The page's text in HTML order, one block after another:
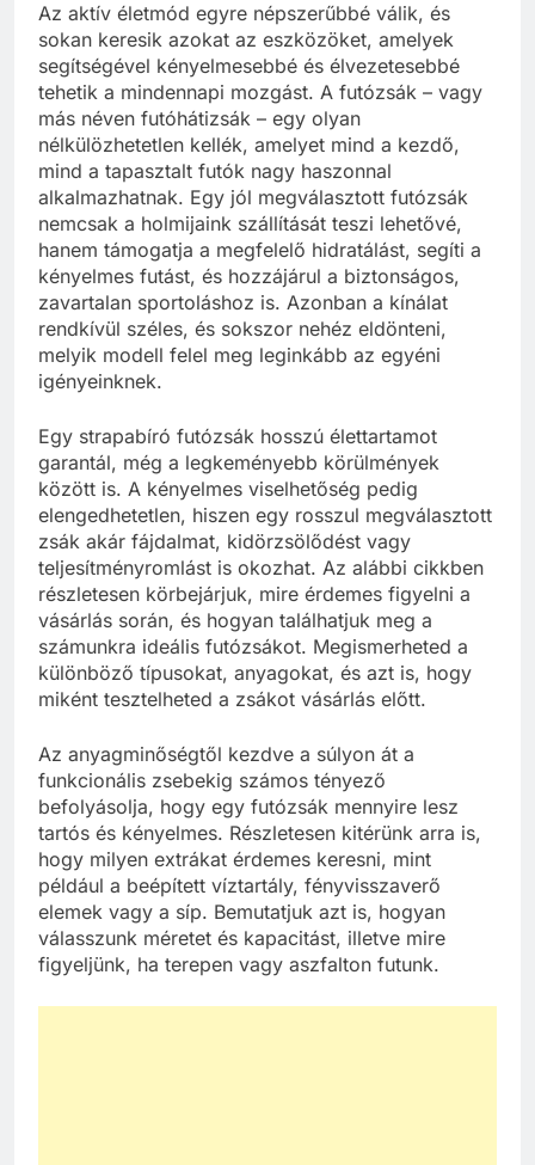
Az aktív életmód egyre népszerűbbé válik, és
sokan keresik azokat az eszközöket, amelyek
segítségével kényelmesebbé és élvezetesebbé
tehetik a mindennapi mozgást. A futózsák – vagy
más néven futóhátizsák – egy olyan
nélkülözhetetlen kellék, amelyet mind a kezdő,
mind a tapasztalt futók nagy haszonnal
alkalmazhatnak. Egy jól megválasztott futózsák
nemcsak a holmijaink szállítását teszi lehetővé,
hanem támogatja a megfelelő hidratálást, segíti a
kényelmes futást, és hozzájárul a biztonságos,
zavartalan sportoláshoz is. Azonban a kínálat
rendkívül széles, és sokszor nehéz eldönteni,
melyik modell felel meg leginkább az egyéni
igényeinknek.
Egy strapabíró futózsák hosszú élettartamot
garantál, még a legkeményebb körülmények
között is. A kényelmes viselhetőség pedig
elengedhetetlen, hiszen egy rosszul megválasztott
zsák akár fájdalmat, kidörzsölődést vagy
teljesítményromlást is okozhat. Az alábbi cikkben
részletesen körbejárjuk, mire érdemes figyelni a
vásárlás során, és hogyan találhatjuk meg a
számunkra ideális futózsákot. Megismerheted a
különböző típusokat, anyagokat, és azt is, hogy
miként tesztelheted a zsákot vásárlás előtt.
Az anyagminőségtől kezdve a súlyon át a
funkcionális zsebekig számos tényező
befolyásolja, hogy egy futózsák mennyire lesz
tartós és kényelmes. Részletesen kitérünk arra is,
hogy milyen extrákat érdemes keresni, mint
például a beépített víztartály, fényvisszaverő
elemek vagy a síp. Bemutatjuk azt is, hogyan
válasszunk méretet és kapacitást, illetve mire
figyeljünk, ha terepen vagy aszfalton futunk.